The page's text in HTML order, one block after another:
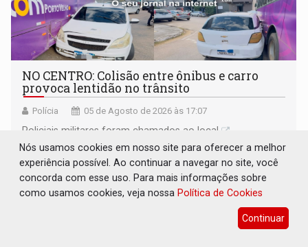
NO CENTRO: Colisão entre ônibus e carro
provoca lentidão no trânsito
Polícia 05 de Agosto de 2026 às 17:07
Policiais militares foram chamados ao local
Nós usamos cookies em nosso site para oferecer a melhor
experiência possível. Ao continuar a navegar no site, você
concorda com esse uso. Para mais informações sobre
como usamos cookies, veja nossa Política de Cookies
Continuar